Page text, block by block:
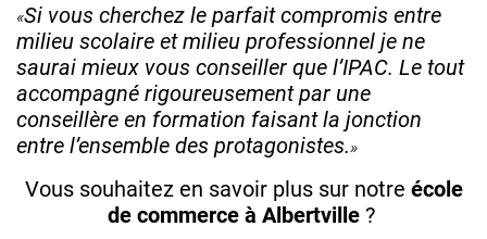
Si vous cherchez le parfait compromis entre
milieu scolaire et milieu professionnel je ne
saurai mieux vous conseiller que l’IPAC. Le tout
accompagné rigoureusement par une
conseillère en formation faisant la jonction
entre l’ensemble des protagonistes.
Vous souhaitez en savoir plus sur notre école
de commerce à Albertville?